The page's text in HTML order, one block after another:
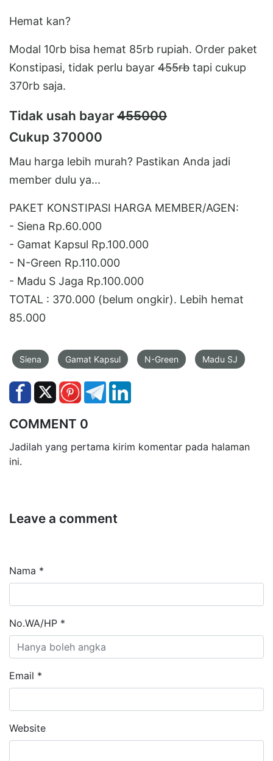
Hemat kan?
Modal 10rb bisa hemat 85rb rupiah. Order paket
Konstipasi, tidak perlu bayar 455rb tapi cukup
370rb saja.
Tidak usah bayar 455000
Cukup 370000
Mau harga lebih murah? Pastikan Anda jadi
member dulu ya...
PAKET KONSTIPASI HARGA MEMBER/AGEN:
- Siena Rp.60.000
- Gamat Kapsul Rp.100.000
- N-Green Rp.110.000
- Madu S Jaga Rp.100.000
TOTAL : 370.000 (belum ongkir). Lebih hemat
85.000
Siena Gamat Kapsul N-Green Madu SJ
COMMENT 0
Jadilah yang pertama kirim komentar pada halaman
ini.
Leave a comment
Nama *
No.WA/HP *
Email *
Website